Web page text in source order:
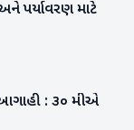
અને પર્યાવરણ માટે
: ૩૦ મીએ